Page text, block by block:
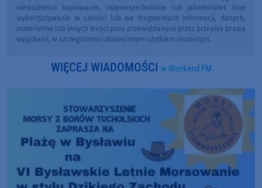
nieważności: kopiowanie, rozpowszechnianie lub jakiekolwiek inne
wykorzystywanie w całości lub we fragmentach informacji, danych,
materiałów lub innych treści poza przewidzianymi przez przepisy prawa
wyjątkami, w szczególności dozwolonym użytkiem osobistym.
WIĘCEJ WIADOMOŚCI w Weekend FM